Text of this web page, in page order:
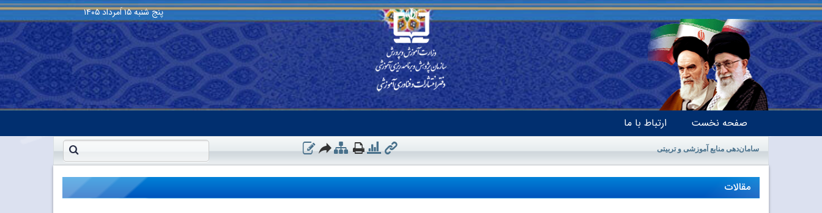
پنج شنبه۱۵ اَمرداد ۱۴۰۵
صفحه نخست ارتباط با ما
سامان‌دهی منابع آموزشی و تربیتی
مقالات